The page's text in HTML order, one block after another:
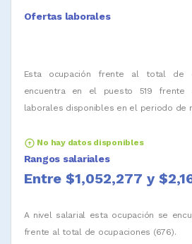
Ofertas laborales
Esta ocupación frente al total de
encuentra en el puesto 519
laborales disponibles en el periodo de
arrow_circle_up No hay datos disponibles
Rangos salariales
Entre $1,052,277 y
A nivel salarial esta ocupación se
frente al total de ocupaciones (676).